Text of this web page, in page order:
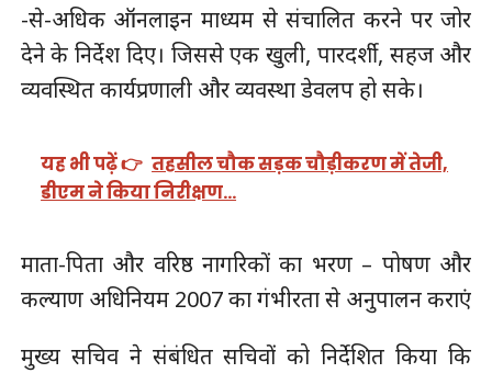
-से-अधिक ऑनलाइन माध्यम से संचालित करने पर जोर
देने के निर्देश दिए। जिससे एक खुली, पारदर्शी, सहज और
व्यवस्थित कार्यप्रणाली और व्यवस्था डेवलप हो सके।
यह भी पढ़ें 👉 तहसील चौक सड़क चौड़ीकरण में तेजी,
डीएम ने किया निरीक्षण…
माता-पिता और वरिष्ठ नागरिकों का भरण – पोषण और
कल्याण अधिनियम 2007 का गंभीरता से अनुपालन कराएं
मुख्य सचिव ने संबंधित सचिवों को निर्देशित किया कि